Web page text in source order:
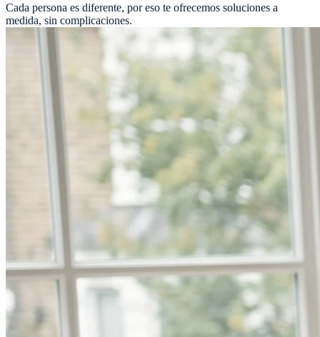
Cada persona es diferente, por eso te ofrecemos soluciones a
medida, sin complicaciones.